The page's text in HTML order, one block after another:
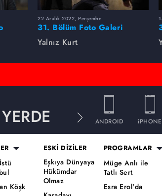
22 Aralık 2022, Perşembe
31. Bölüm Foto Galeri
Yalnız Kurt
ANDROID iPHONE
Köşk
ESKİ DİZİLER
Eşkıya Dünyaya
Hükümdar
Olmaz
PROGRAMLAR
Müge Anlı ile
Tatlı Sert
Esra Erol'da